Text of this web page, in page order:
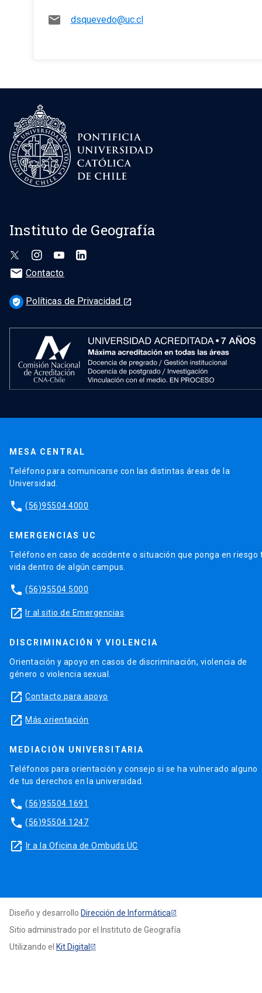
mail dsquevedo@uc.cl
Instituto de Geografía
mail Contacto
verified_user Políticas de Privacidad launch
MESA CENTRAL
Teléfono para comunicarse con las distintas áreas de la
Universidad.
phone (56)95504 4000
EMERGENCIAS UC
Teléfono en caso de accidente o situación que ponga en riesgo
vida dentro de algún campus.
phone (56)95504 5000
launch Ir al sitio de Emergencias
DISCRIMINACIÓN Y VIOLENCIA
Orientación y apoyo en casos de discriminación, violencia de
género o violencia sexual.
launch Contacto para apoyo
launch Más orientación
MEDIACIÓN UNIVERSITARIA
Teléfonos para orientación y consejo si se ha vulnerado alguno
de tus derechos en la universidad.
phone (56)95504 1691
phone (56)95504 1247
launch Ir a la Oficina de Ombuds UC
Diseño y desarrollo Dirección de Informática
Sitio administrado por el Instituto de Geografía
Utilizando el Kit Digital